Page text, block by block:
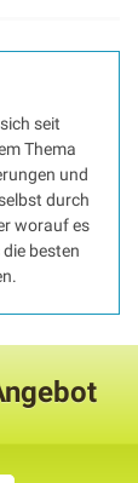
seit
Thema
und
durch
worauf es
besten